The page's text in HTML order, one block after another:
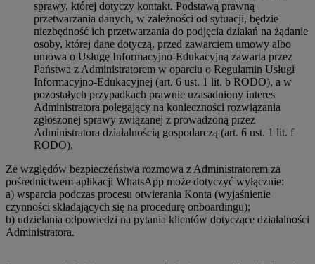
sprawy, której dotyczy kontakt. Podstawą prawną
przetwarzania danych, w zależności od sytuacji, będzie
niezbędność ich przetwarzania do podjęcia działań na żądanie
osoby, której dane dotyczą, przed zawarciem umowy albo
umowa o Usługę Informacyjno-Edukacyjną zawarta przez
Państwa z Administratorem w oparciu o Regulamin Usługi
Informacyjno-Edukacyjnej (art. 6 ust. 1 lit. b RODO), a w
pozostałych przypadkach prawnie uzasadniony interes
Administratora polegający na konieczności rozwiązania
zgłoszonej sprawy związanej z prowadzoną przez
Administratora działalnością gospodarczą (art. 6 ust. 1 lit. f
RODO).
Ze względów bezpieczeństwa rozmowa z Administratorem za
pośrednictwem aplikacji WhatsApp może dotyczyć wyłącznie:
a) wsparcia podczas procesu otwierania Konta (wyjaśnienie
czynności składających się na procedurę onboardingu);
b) udzielania odpowiedzi na pytania klientów dotyczące działalności
Administratora.